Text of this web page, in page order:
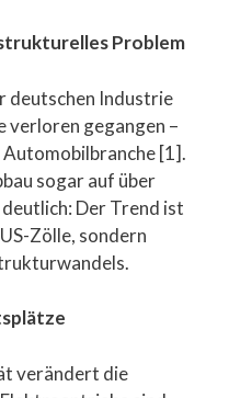
Problem
deutschen Industrie
verloren gegangen –
[1].
sogar auf über
Der Trend ist
Zölle, sondern
verändert die